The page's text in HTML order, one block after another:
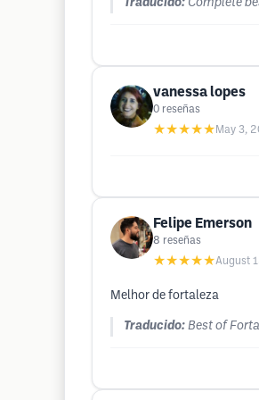
Traducido: Complete
vanessa lopes
0 reseñas
★★★★★ May 3,
Felipe Emerson
8 reseñas
★★★★★August
Melhor de fortaleza
Traducido: Best of